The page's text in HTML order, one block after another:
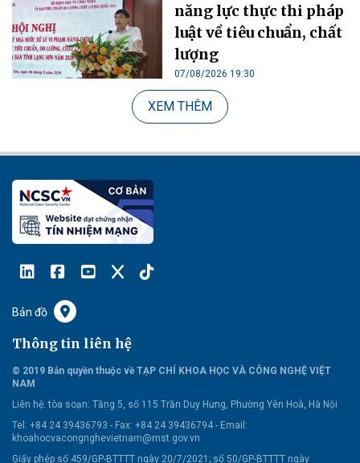
năng lực thực thi pháp
luật về tiêu chuẩn, chất
lượng
07/08/2026 19:30
XEM THÊM
Bản đồ
Thông tin liên hệ
© 2019 Bản quyền thuộc về TẠP CHÍ KHOA HỌC VÀ CÔNG NGHỆ VIỆT
NAM
Liên hệ: tòa soạn: Tầng 5, số 115 Trần Duy Hưng, Phường Yên Hoà, Hà Nội
Tel: +84 24 39436793 - Fax: +84 24 39436794 - Email:
khoahocvacongnghevietnam@mst.gov.vn
Giấy phép số 459/GP-BTTTT ngày 20/7/2021; số 50/GP-BTTTT ngày